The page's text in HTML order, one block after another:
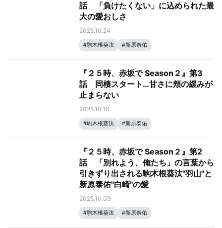
話 「負けたくない」に込められた最
大の愛おしさ
2025.10.24
#駒木根葵汰 #新原泰佑
『２５時、赤坂で Season２』第3
話 同棲スタート…甘さに頬の緩みが
止まらない
2025.10.16
#駒木根葵汰 #新原泰佑
『２５時、赤坂で Season２』第2
話 「別れよう、俺たち」の言葉から
引きずり出される駒木根葵汰"羽山"と
新原泰佑"白崎"の愛
2025.10.09
#駒木根葵汰 #新原泰佑